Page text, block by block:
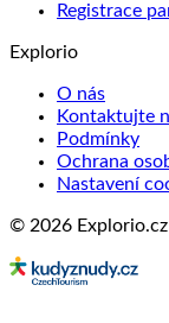
Registrace
Explorio
O nás
Kontaktujte
Podmínky
Ochrana
Nastavení
© 2026